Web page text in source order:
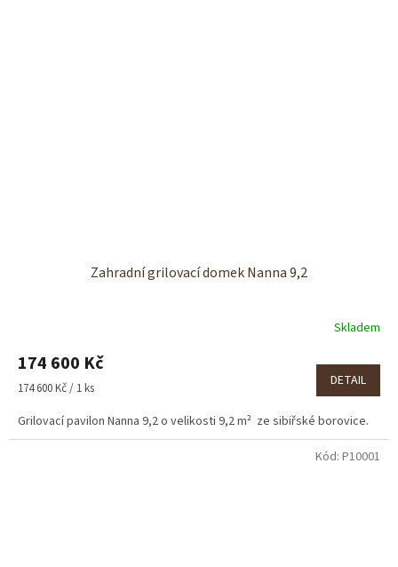
Zahradní grilovací domek Nanna 9,2
Skladem
174 600 Kč
Měrná
174 600 Kč / 1 ks DETAIL
Grilovací pavilon Nanna 9,2 o velikosti 9,2 m² ze sibiřské borovice.
Kód: P10001